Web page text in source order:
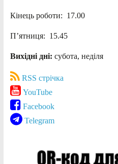
Кінець роботи: 17.00
П’ятниця: 15.45
Вихідні дні: субота, неділя
RSS стрічка
YouTube
Facebook
Telegram